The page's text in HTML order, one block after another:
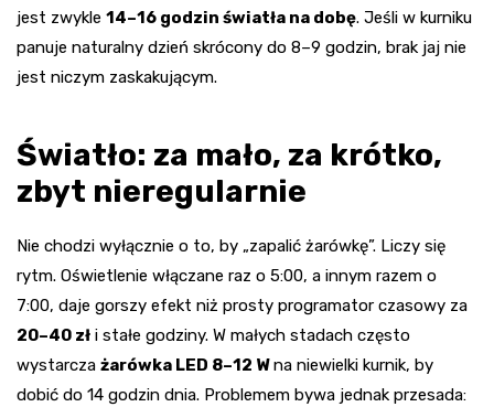
jest zwykle 14–16 godzin światła na dobę. Jeśli w kurniku
panuje naturalny dzień skrócony do 8–9 godzin, brak jaj nie
jest niczym zaskakującym.
Światło: za mało, za krótko,
zbyt nieregularnie
Nie chodzi wyłącznie o to, by „zapalić żarówkę”. Liczy się
rytm. Oświetlenie włączane raz o 5:00, a innym razem o
7:00, daje gorszy efekt niż prosty programator czasowy za
20–40 zł i stałe godziny. W małych stadach często
wystarcza żarówka LED 8–12 Wna niewielki kurnik, by
dobić do 14 godzin dnia. Problemem bywa jednak przesada: